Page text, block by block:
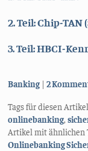
2. Teil: Chip-TAN
3. Teil: HBCI-
Kategorien:
Banking 2
Tags für diesen
onlinebanking,
Artikel mit ähnlichen
Onlinebanking